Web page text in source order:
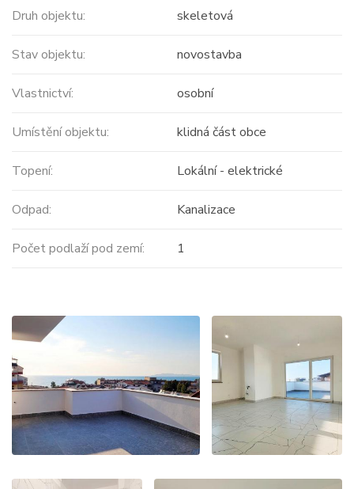
Druh objektu: skeletová
Stav objektu: novostavba
Vlastnictví: osobní
Umístění objektu: klidná část obce
Topení: Lokální - elektrické
Odpad: Kanalizace
Počet podlaží pod zemí: 1